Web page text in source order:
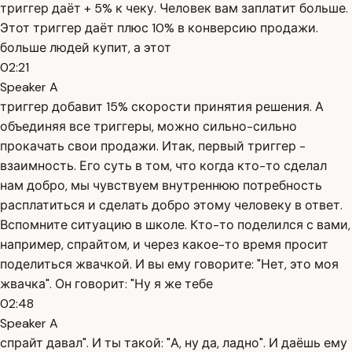
триггер даёт + 5% к чеку. Человек вам заплатит больше.
Этот триггер даёт плюс 10% в конверсию продажи.
больше людей купит, а этот
02:21
Speaker A
триггер добавит 15% скорости принятия решения. А
объединяя все триггеры, можно сильно-сильно
прокачать свои продажи. Итак, первый триггер -
взаимность. Его суть в том, что когда кто-то сделал
нам добро, мы чувствуем внутреннюю потребность
расплатиться и сделать добро этому человеку в ответ.
Вспомните ситуацию в школе. Кто-то поделился с вами,
например, спрайтом, и через какое-то время просит
поделиться жвачкой. И вы ему говорите: "Нет, это моя
жвачка". Он говорит: "Ну я же тебе
02:48
Speaker A
спрайт давал". И ты такой: "А, ну да, ладно". И даёшь ему